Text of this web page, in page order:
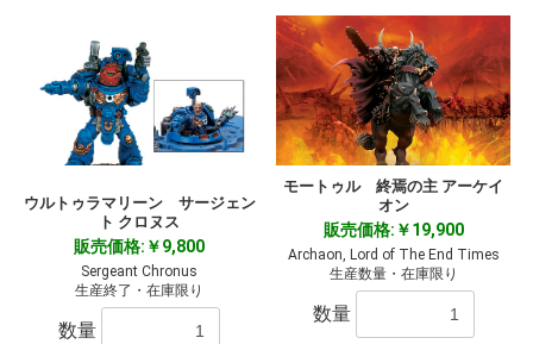
ウルトゥラマリーン サージェン
ト クロヌス
販売価格:￥9,800
Sergeant Chronus
生産終了・在庫限り
数量
モートゥル 終焉の主 アーケイ
オン
販売価格:￥19,900
Archaon, Lord of The End Times
生産数量・在庫限り
数量